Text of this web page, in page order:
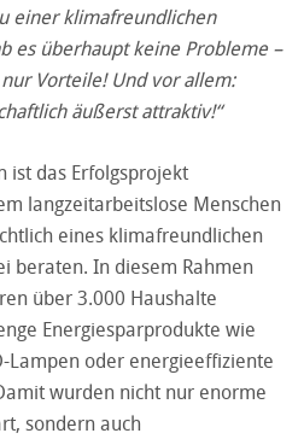
einer klimafreundlichen
es überhaupt keine Probleme –
Vorteile! Und vor allem:
äußerst attraktiv!“
ist das Erfolgsprojekt
langzeitarbeitslose Menschen
eines klimafreundlichen
beraten. In diesem Rahmen
über 3.000 Haushalte
Energiesparprodukte wie
Lampen oder energieeffiziente
wurden nicht nur enorme
sondern auch